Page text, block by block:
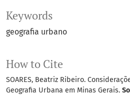
Keywords
geografia urbano
How to Cite
SOARES, Beatriz Ribeiro.
Geografia Urbana em Minas Gerais.